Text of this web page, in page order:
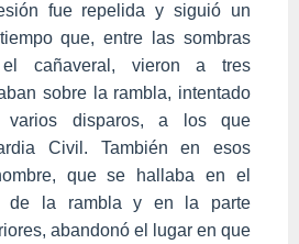
fue repelida y siguió un
que, entre las sombras
el cañaveral, vieron a tres
sobre la rambla, intentado
varios disparos, a los que
Civil. También en esos
que se hallaba en el
de la rambla y en la parte
abandonó el lugar en que